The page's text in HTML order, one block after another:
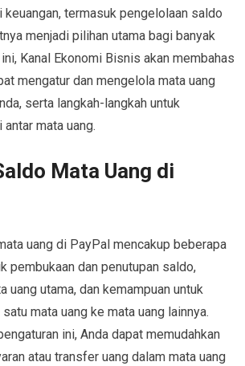
keuangan, termasuk pengelolaan saldo
menjadi pilihan utama bagi banyak
Kanal Ekonomi Bisnis akan membahas
mengatur dan mengelola mata uang
serta langkah-langkah untuk
mata uang.
Mata Uang di
uang di PayPal mencakup beberapa
pembukaan dan penutupan saldo,
uang utama, dan kemampuan untuk
mata uang ke mata uang lainnya.
ini, Anda dapat memudahkan
atau transfer uang dalam mata uang